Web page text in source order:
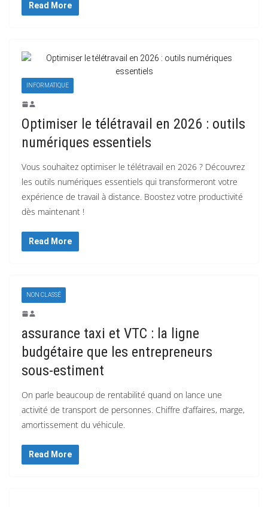
Read More
INFORMATIQUE
Optimiser le télétravail en 2026 : outils
numériques essentiels
Vous souhaitez optimiser le télétravail en 2026 ? Découvrez
les outils numériques essentiels qui transformeront votre
expérience de travail à distance. Boostez votre productivité
dès maintenant !
Read More
NON CLASSÉ
assurance taxi et VTC : la ligne
budgétaire que les entrepreneurs
sous-estiment
On parle beaucoup de rentabilité quand on lance une
activité de transport de personnes. Chiffre d’affaires, marge,
amortissement du véhicule.
Read More